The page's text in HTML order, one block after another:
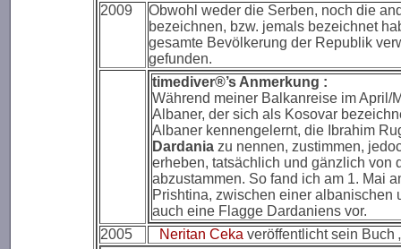
2009
Obwohl weder die Serben, noch die
bezeichnen, bzw. jemals bezeichnet
gesamte Bevölkerung der Republik
gefunden.
timediver®’s Anmerkung :
Während meiner Balkanreise im April/
Albaner, der sich als Kosovar
Albaner kennengelernt, die Ibrahim
Dardania zu nennen, zustimmen,
erheben, tatsächlich und gänzlich von
abzustammen. So fand ich am 1. Mai
Prishtina, zwischen einer albanischen
auch eine Flagge Dardaniens vor.
2005
Neritan Ceka veröffentlicht sein Buch